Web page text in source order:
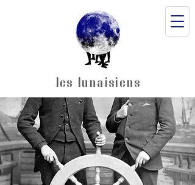
les lunaisiens